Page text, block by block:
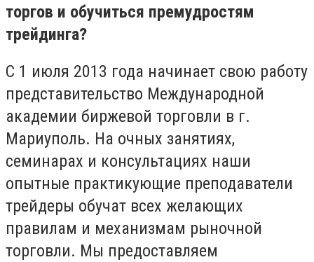
торгов и обучиться премудростям
трейдинга?
С 1 июля 2013 года начинает свою работу
представительство Международной
академии биржевой торговли в г.
Мариуполь. На очных занятиях,
семинарах и консультациях наши
опытные практикующие преподаватели
трейдеры обучат всех желающих
правилам и механизмам рыночной
торговли. Мы предоставляем